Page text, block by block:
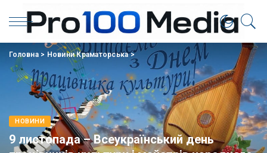
Головна> Новини Краматорська>
НОВИНИ
9 листопада – Всеукраїнський день